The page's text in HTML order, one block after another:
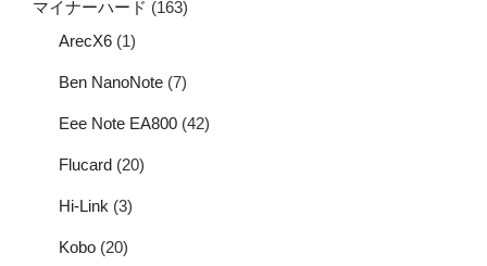
マイナーハード (163)
ArecX6 (1)
Ben NanoNote (7)
Eee Note EA800 (42)
Flucard (20)
Hi-Link (3)
Kobo (20)